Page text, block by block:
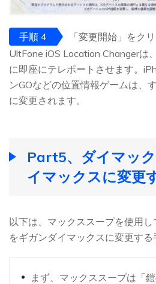
手順 4
「変更開始」をク
UltFone iOS Location Changerは
に即座にテレポートさせます。
ンGOなどの位置情報ゲームは、
に変更されます。
Part5、ダイマッ
イマックスに変更
以下は、マックススープを使用
をギガンダイマックスに変更する
まず、マックススープは「